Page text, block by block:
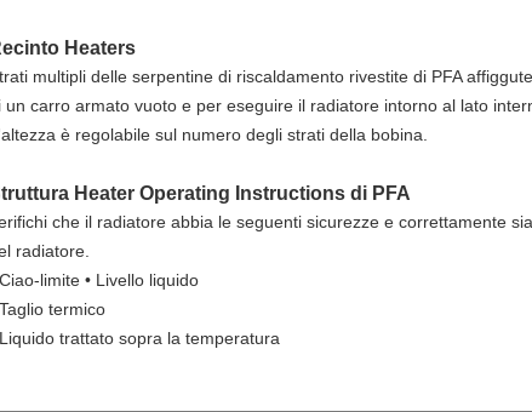
Heaters
multipli delle serpentine di riscaldamento rivestite di PFA
un carro armato vuoto e per eseguire il radiatore intorno al lato
è regolabile sul numero degli strati della bobina.
Heater Operating Instructions di PFA
che il radiatore abbia le seguenti sicurezze e correttamente
radiatore.
limite • Livello liquido
termico
trattato sopra la temperatura